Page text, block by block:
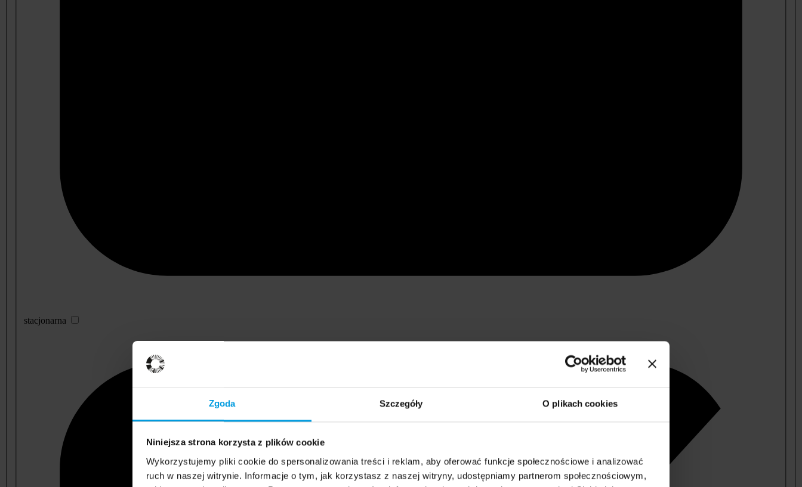
Zgoda Szczegóły O plikach cookies
Niniejsza strona korzysta z plików cookie
Wykorzystujemy pliki cookie do spersonalizowania treści i reklam, aby oferować funkcje społecznościowe i analizować
ruch w naszej witrynie. Informacje o tym, jak korzystasz z naszej witryny, udostępniamy partnerom społecznościowym,
stacjonarna